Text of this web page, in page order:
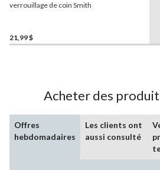
verrouillage de coin Smith
21,99 $
Acheter des
Offres
hebdomadaires
Les clients ont
aussi consulté